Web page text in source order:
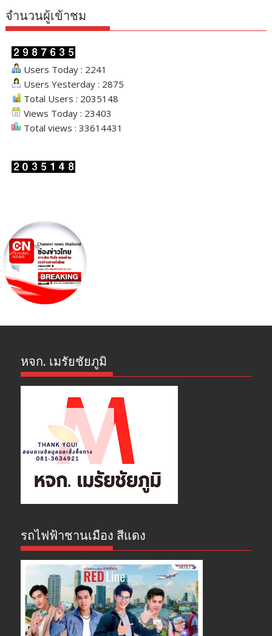
จำนวนผู้เข้าชม
Users Today : 2241
Users Yesterday : 2875
Total Users : 2035148
Views Today : 23403
Total views : 33614431
หจก. เมรัยชัยภูมิ
รถไฟฟ้าชานเมือง สีแดง